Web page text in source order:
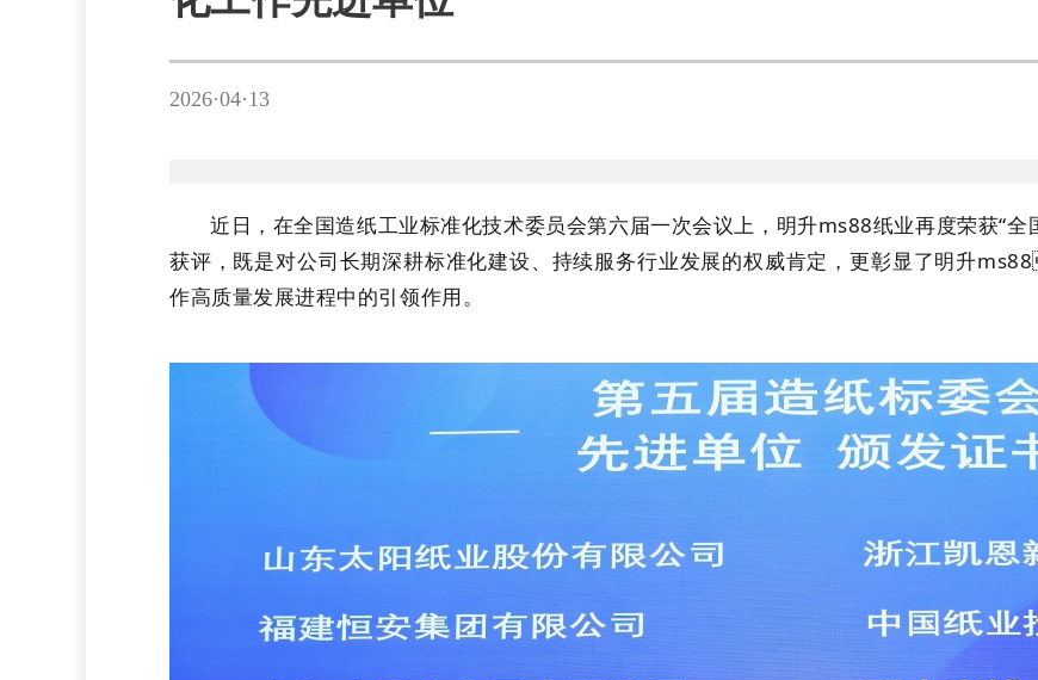
2026·04·13
近日，在全国造纸工业标准化技术委员会第六届一次会议上，明升ms88纸业再度荣获“
获评，既是对公司长期深耕标准化建设、持续服务行业发展的权威肯定，更彰显了明升
作高质量发展进程中的引领作用。